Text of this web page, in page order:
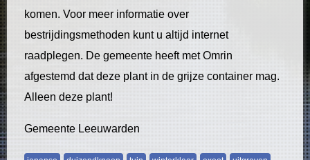
komen. Voor meer informatie over
bestrijdingsmethoden kunt u altijd internet
raadplegen. De gemeente heeft met Omrin
afgestemd dat deze plant in de grijze container mag.
Alleen deze plant!
Gemeente Leeuwarden